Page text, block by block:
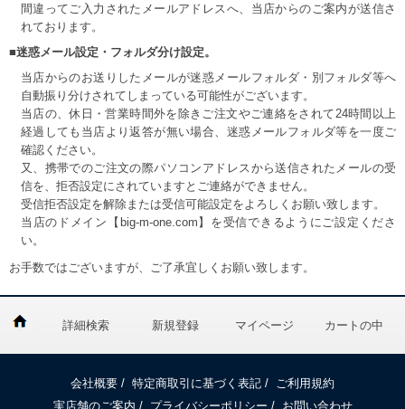
間違ってご入力されたメールアドレスへ、当店からのご案内が送信さ
れております。
■迷惑メール設定・フォルダ分け設定。
当店からのお送りしたメールが迷惑メールフォルダ・別フォルダ等へ
自動振り分けされてしまっている可能性がございます。
当店の、休日・営業時間外を除きご注文やご連絡をされて24時間以上
経過しても当店より返答が無い場合、迷惑メールフォルダ等を一度ご
確認ください。
又、携帯でのご注文の際パソコンアドレスから送信されたメールの受
信を、拒否設定にされていますとご連絡ができません。
受信拒否設定を解除または受信可能設定をよろしくお願い致します。
当店のドメイン【big-m-one.com】を受信できるようにご設定くださ
い。
お手数ではございますが、ご了承宜しくお願い致します。
詳細検索 新規登録 マイページ カートの中
会社概要 / 特定商取引に基づく表記 / ご利用規約
実店舗のご案内 / プライバシーポリシー / お問い合わせ